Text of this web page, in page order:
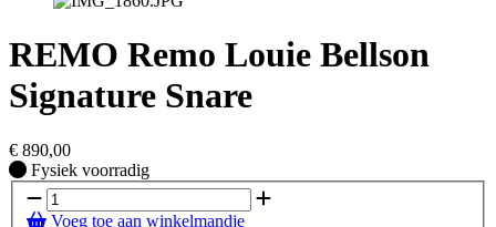
REMO Remo Louie Bellson
Signature Snare
€ 890,00
Fysiek voorradig
Fysiek voorradig
Voeg toe aan winkelmandje